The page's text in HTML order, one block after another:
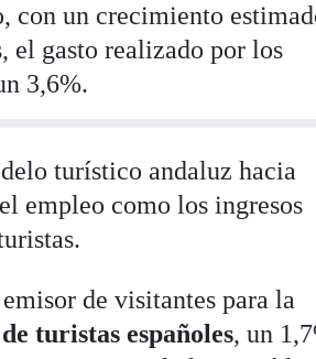
con un crecimiento
el gasto realizado por los
3,6%.
turístico andaluz hacia
empleo como los ingresos
de visitantes para la
turistas españoles, un